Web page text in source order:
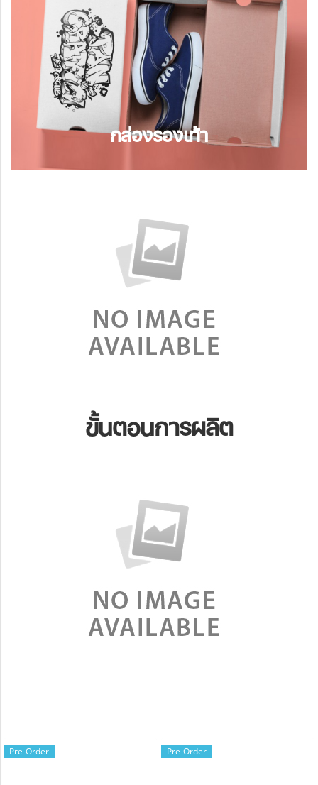
กล่องรองเท้า
กล่องสำหรับใส่รองเท้า ตัวฝากล่องติดกับตัวฐาน
กล่อง มีรูระบายอากาศ เปิด - ปิดง่าย เหมาะกับ
สินค้าประเภทรองเท้าเท่านั้น
ขั้นตอนการผลิต
Pre-Order Pre-Order